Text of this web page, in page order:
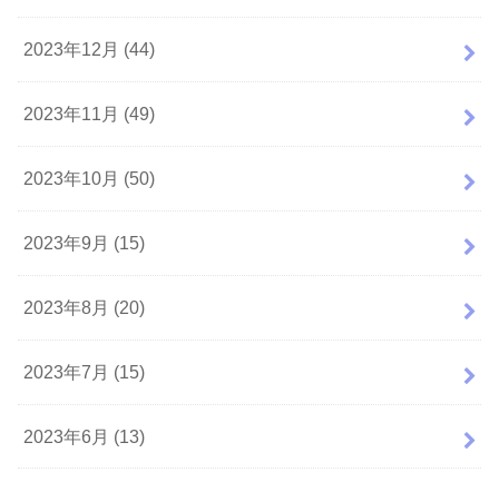
2023年12月 (44)
2023年11月 (49)
2023年10月 (50)
2023年9月 (15)
2023年8月 (20)
2023年7月 (15)
2023年6月 (13)